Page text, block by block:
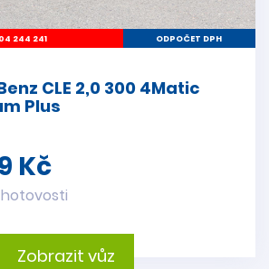
244 241 ODPOČET DPH
CLE 2,0 300 4Matic
Plus
Kč
hotovosti
Zobrazit vůz